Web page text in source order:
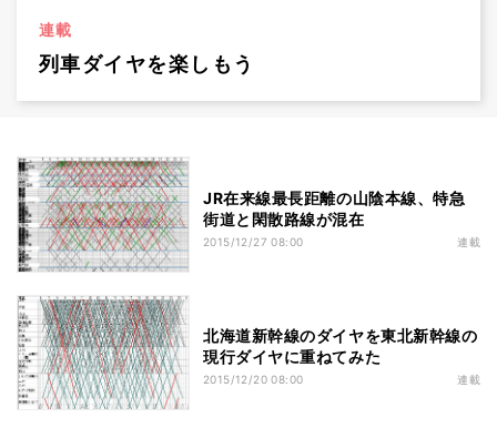
連載
列車ダイヤを楽しもう
JR在来線最長距離の山陰本線、特急
街道と閑散路線が混在
2015/12/27 08:00 連載
北海道新幹線のダイヤを東北新幹線の
現行ダイヤに重ねてみた
2015/12/20 08:00 連載